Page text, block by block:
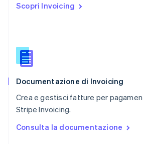
Scopri Invoicing
Documentazione di Invoicing
Crea e gestisci fatture per
Stripe Invoicing.
Consulta la documentazione
English
English
Slovacchia
Slovenia
Spagna
EspañolEnglish
English Español简体中文